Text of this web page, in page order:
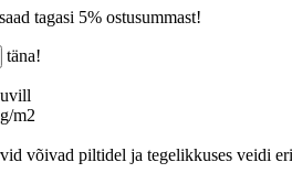
tagasi 5% ostusummast!
täna!
m2
võivad piltidel ja tegelikkuses veidi